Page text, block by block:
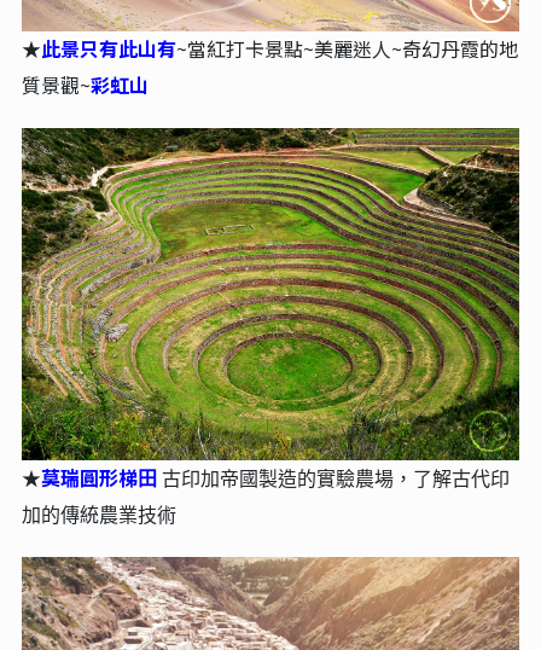
★此景只有此山有~當紅打卡景點~美麗迷人~奇幻丹霞的地
質景觀~彩虹山
★莫瑞圓形梯⽥ 古印加帝國製造的實驗農場，了解古代印
加的傳統農業技術